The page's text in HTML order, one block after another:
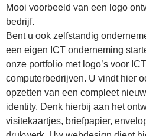
Mooi voorbeeld van een logo
bedrijf.
Bent u ook zelfstandig
een eigen ICT onderneming
onze portfolio met logo’s voor
computerbedrijven. U vindt hier
opzetten van een compleet
identity. Denk hierbij aan het
visitekaartjes, briefpapier,